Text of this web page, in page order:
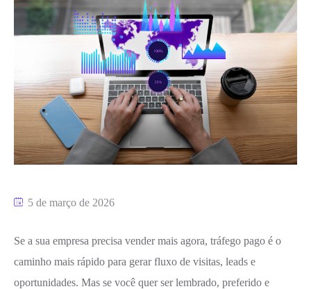
5 de março de 2026
Se a sua empresa precisa vender mais agora, tráfego pago é o
caminho mais rápido para gerar fluxo de visitas, leads e
oportunidades. Mas se você quer ser lembrado, preferido e